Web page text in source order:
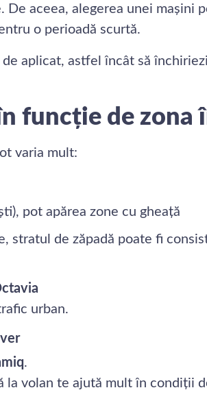
aceea, alegerea unei
o perioadă scurtă.
aplicat, astfel încât să
funcție de zona
varia mult:
pot apărea zone cu gheață
stratul de zăpadă poate fi
urban.
.
la volan te ajută mult în condiții